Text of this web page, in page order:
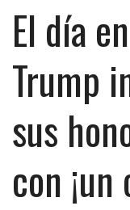
El día
Trump
sus
con